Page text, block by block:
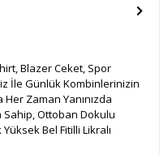
Blazer Ceket, Spor
İle Günlük Kombinlerinizin
Zaman Yanınızda
Sahip, Ottoban Dokulu
Bel Fitilli Likralı